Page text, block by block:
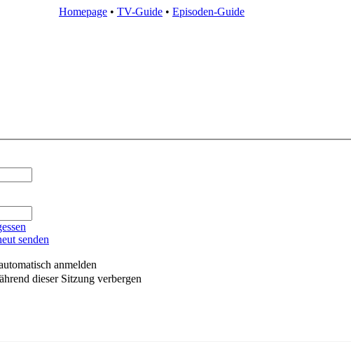
Homepage • TV-Guide • Episoden-Guide
senden
anmelden
dieser Sitzung verbergen